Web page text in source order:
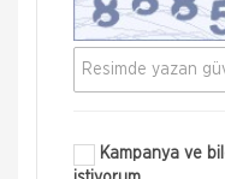
Kampanya ve